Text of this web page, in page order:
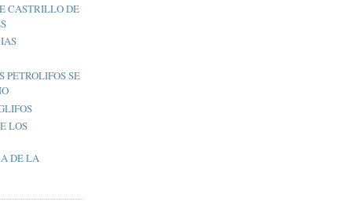
CASTRILLO DE
PETROLIFOS SE
LOS
DE LA